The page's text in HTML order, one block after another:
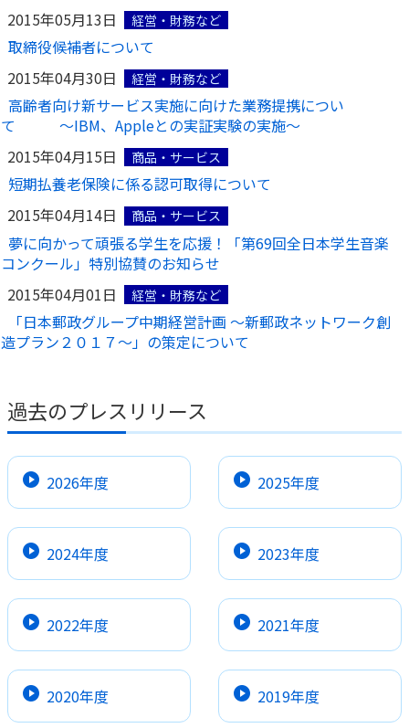
2015年05月13日
経営・財務など
取締役候補者について
2015年04月30日
経営・財務など
高齢者向け新サービス実施に向けた業務提携につい
て ～IBM、Appleとの実証実験の実施～
2015年04月15日
商品・サービス
短期払養老保険に係る認可取得について
2015年04月14日
商品・サービス
夢に向かって頑張る学生を応援！「第69回全日本学生音楽
コンクール」特別協賛のお知らせ
2015年04月01日
経営・財務など
「日本郵政グループ中期経営計画 ～新郵政ネットワーク創
造プラン２０１７～」の策定について
過去のプレスリリース
2026年度 2025年度
2024年度 2023年度
2022年度 2021年度
2020年度 2019年度